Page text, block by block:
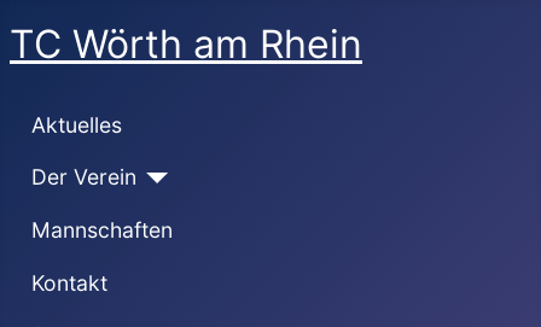
TC Wörth am Rhein
Aktuelles
Der Verein
Mannschaften
Kontakt